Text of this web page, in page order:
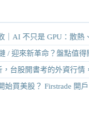
只是 GPU：散熱、電力、機械結構與
新革命？盤點值得關注的二十家供
開書考的外資行情，下次調整你準備
美股？ Firstrade 開戶、美股交易機